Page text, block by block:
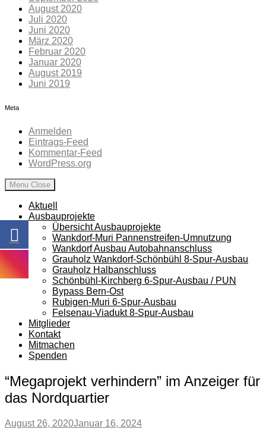
August 2020
Juli 2020
Juni 2020
März 2020
Februar 2020
Januar 2020
August 2019
Juni 2019
Meta
Anmelden
Eintrags-Feed
Kommentar-Feed
WordPress.org
Menu Close
Aktuell
Ausbauprojekte
Übersicht Ausbauprojekte
Wankdorf-Muri Pannenstreifen-Umnutzung
Wankdorf Ausbau Autobahnanschluss
Grauholz Wankdorf-Schönbühl 8-Spur-Ausbau
Grauholz Halbanschluss
Schönbühl-Kirchberg 6-Spur-Ausbau / PUN
Bypass Bern-Ost
Rubigen-Muri 6-Spur-Ausbau
Felsenau-Viadukt 8-Spur-Ausbau
Mitglieder
Kontakt
Mitmachen
Spenden
“Megaprojekt verhindern” im Anzeiger für
das Nordquartier
August 26, 2020Januar 16, 2024